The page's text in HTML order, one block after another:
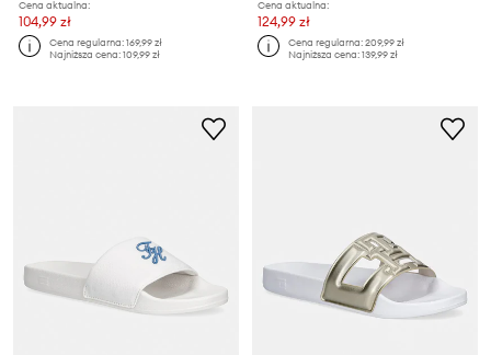
Cena aktualna:
104,99 zł
Cena regularna:169,99 zł
Najniższa cena:109,99 zł
Cena aktualna:
124,99 zł
Cena regularna:209,99 zł
Najniższa cena:139,99 zł